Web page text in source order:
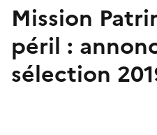
Mission
péril :
sélection